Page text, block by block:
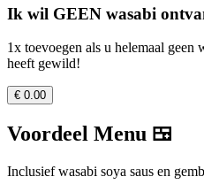
Ik wil GEEN wasabi
1x toevoegen als u helemaal geen
heeft gewild!
€ 0.00
Voordeel Menu 🍱
Inclusief wasabi soya saus en